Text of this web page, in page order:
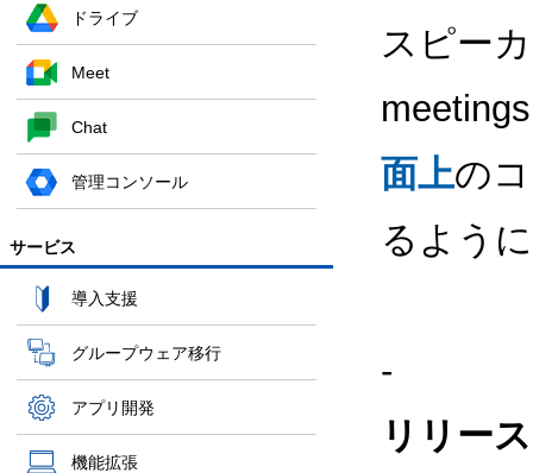
ドライブ
Meet
Chat
管理コンソール
サービス
導入支援
グループウェア移行
アプリ開発
機能拡張
スピー
面上の
るよう
-
リリー